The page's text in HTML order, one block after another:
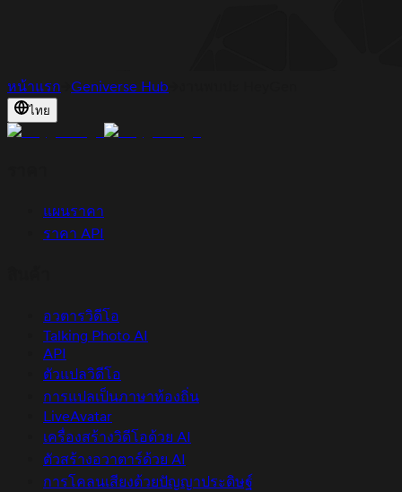
หน้าแรก Geniverse Hub
ไทย
แผนราคา
ราคา API
อวตารวิดีโอ
Talking Photo AI
API
ตัวแปลวิดีโอ
การแปลเป็นภาษาท้องถิ่น
LiveAvatar
เครื่องสร้างวิดีโอด้วย AI
ตัวสร้างอวาตาร์ด้วย AI
การโคลนเสียงด้วยปัญญาประดิษฐ์